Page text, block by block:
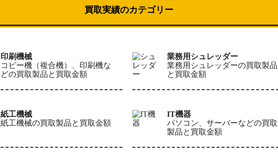
買取実績のカテゴリー
印刷機械
コピー機（複合機）、印刷機な
どの買取製品と買取金額
業務用シュレッダー
業務用シュレッダーの買取製品
と買取金額
紙工機械
紙工機械の買取製品と買取金額
IT機器
パソコン、サーバーなどの買取
製品と買取金額